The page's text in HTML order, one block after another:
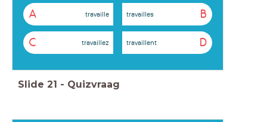
A travaille B
travailles
C travaillez D
travaillent
Slide 21 - Quizvraag